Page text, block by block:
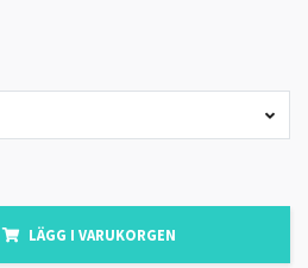
LÄGG I VARUKORGEN